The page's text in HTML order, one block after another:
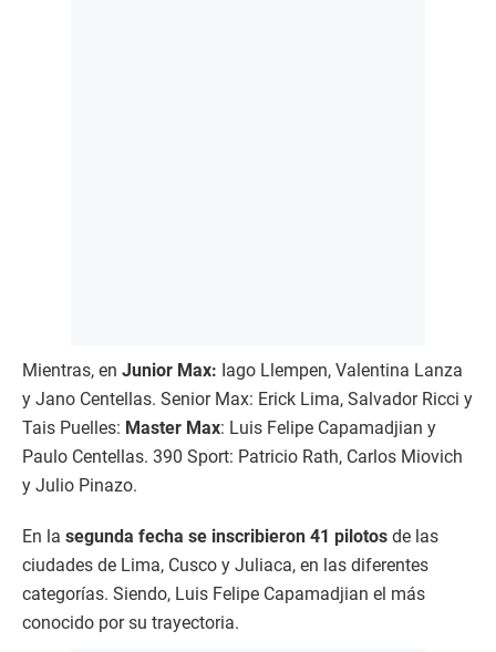
Mientras, en Junior Max: Iago Llempen, Valentina Lanza
y Jano Centellas. Senior Max: Erick Lima, Salvador Ricci y
Tais Puelles: Master Max: Luis Felipe Capamadjian y
Paulo Centellas. 390 Sport: Patricio Rath, Carlos Miovich
y Julio Pinazo.
En la segunda fecha se inscribieron 41 pilotos de las
ciudades de Lima, Cusco y Juliaca, en las diferentes
categorías. Siendo, Luis Felipe Capamadjian el más
conocido por su trayectoria.